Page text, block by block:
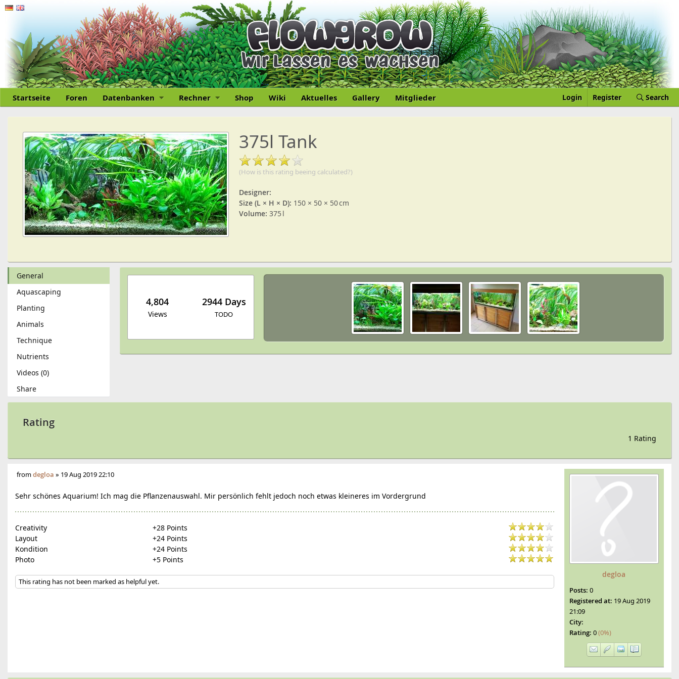
Startseite Foren Datenbanken Rechner Shop Wiki Aktuelles Gallery Mitglieder Login Register Search
375l Tank
(How is this rating beeing calculated?)
Designer:
Size (L × H × D): 150 × 50 × 50 cm
Volume: 375 l
General
Aquascaping
Planting
Animals
Technique
Nutrients
Videos (0)
Share
4,804
Views
2944 Days
TODO
Rating
1 Rating
fromdegloa » 19 Aug 2019 22:10
Sehr schönes Aquarium! Ich mag die Pflanzenauswahl. Mir persönlich fehlt jedoch noch etwas kleineres im Vordergrund
Creativity
+28 Points
Layout
+24 Points
Kondition
+24 Points
Photo
+5 Points
This rating has not been marked as helpful yet.
degloa
Posts: 0
Registered at: 19 Aug 2019
21:09
City:
Rating: 0(0%)